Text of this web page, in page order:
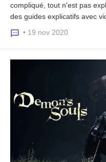
compliqué, tout n'est pas
des guides explicatifs avec
• 19 nov 2020